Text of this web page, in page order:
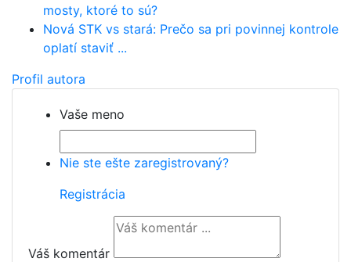
mosty, ktoré to sú?
Nová STK vs stará: Prečo sa pri povinnej kontrole
oplatí staviť ...
Profil autora
Vaše meno
Nie ste ešte zaregistrovaný?
Registrácia
Váš komentár